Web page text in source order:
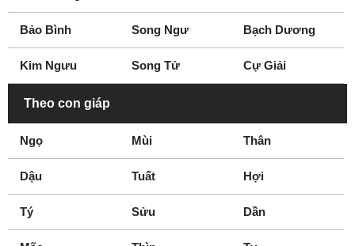
West Virginia
Westminster
Wyoming
Bảo Bình Song Ngư Bạch Dương
Kim Ngưu Song Tử Cự Giải
Theo con giáp
Ngọ Mùi Thân
Dậu Tuất Hợi
Tý Sửu Dần